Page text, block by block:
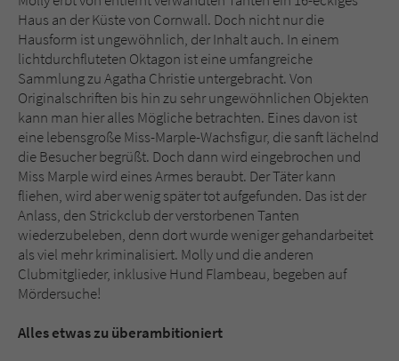
Haus an der Küste von Cornwall. Doch nicht nur die
Hausform ist ungewöhnlich, der Inhalt auch. In einem
lichtdurchfluteten Oktagon ist eine umfangreiche
Sammlung zu Agatha Christie untergebracht. Von
Originalschriften bis hin zu sehr ungewöhnlichen Objekten
kann man hier alles Mögliche betrachten. Eines davon ist
eine lebensgroße Miss-Marple-Wachsfigur, die sanft lächelnd
die Besucher begrüßt. Doch dann wird eingebrochen und
Miss Marple wird eines Armes beraubt. Der Täter kann
fliehen, wird aber wenig später tot aufgefunden. Das ist der
Anlass, den Strickclub der verstorbenen Tanten
wiederzubeleben, denn dort wurde weniger gehandarbeitet
als viel mehr kriminalisiert. Molly und die anderen
Clubmitglieder, inklusive Hund Flambeau, begeben auf
Mördersuche!
Alles etwas zu überambitioniert